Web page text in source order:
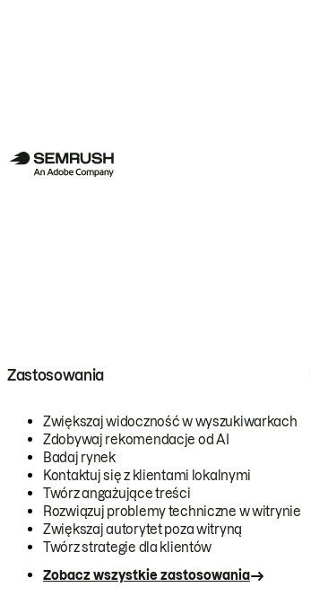
Zastosowania
Zwiększaj widoczność w wyszukiwarkach
Zdobywaj rekomendacje od AI
Badaj rynek
Kontaktuj się z klientami lokalnymi
Twórz angażujące treści
Rozwiązuj problemy techniczne w witrynie
Zwiększaj autorytet poza witryną
Twórz strategie dla klientów
Zobacz wszystkie zastosowania